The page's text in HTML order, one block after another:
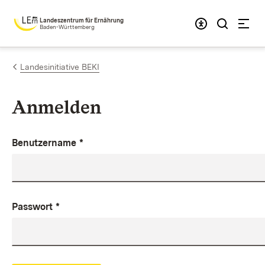
Zum Inhalt springen
Landeszentrum für Ernährung
Baden-Württemberg
Landesinitiative BEKI
Anmelden
Benutzername *
Passwort *